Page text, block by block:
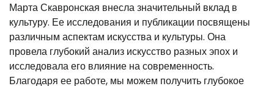
Марта Скавронская внесла значительный вклад в
культуру. Ее исследования и публикации посвящены
различным аспектам искусства и культуры. Она
провела глубокий анализ искусство разных эпох и
исследовала его влияние на современность.
Благодаря ее работе, мы можем получить глубокое